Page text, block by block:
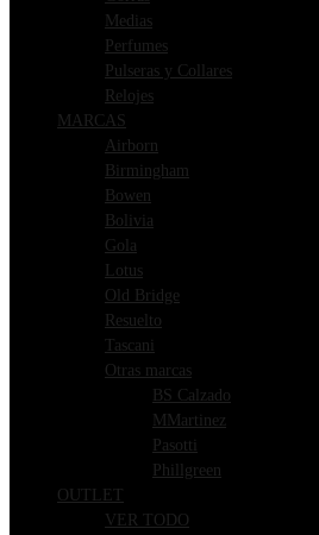
Medias
Perfumes
Pulseras y Collares
Relojes
MARCAS
Airborn
Birmingham
Bowen
Bolivia
Gola
Lotus
Old Bridge
Resuelto
Tascani
Otras marcas
BS Calzado
MMartinez
Pasotti
Phillgreen
OUTLET
VER TODO